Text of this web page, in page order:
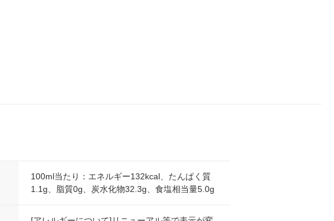
100ml当たり：エネルギー132kcal、たんぱく質
1.1g、脂質0g、炭水化物32.3g、食塩相当量5.0g